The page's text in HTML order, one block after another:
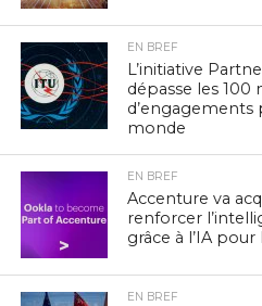
EN BREF
L’initiative
dépasse les 100
monde
EN BREF
Accenture va
renforcer
grâce à l’IA
EN BREF